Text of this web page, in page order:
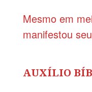
Mesmo em
manifestou
AUXÍLIO